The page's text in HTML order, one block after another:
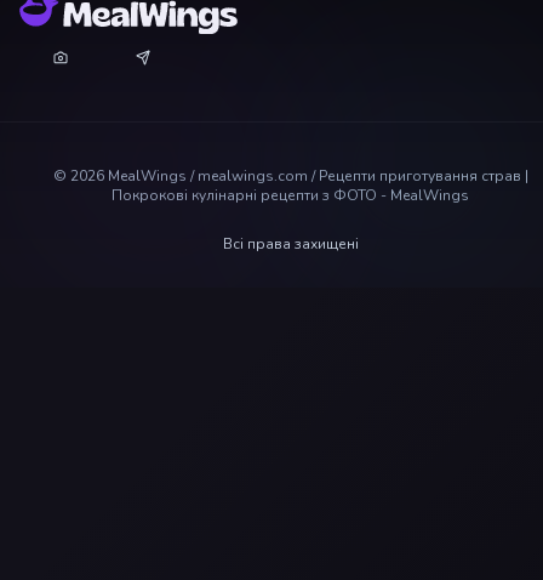
© 2026 MealWings / mealwings.com /Рецепти приготування страв |
Покрокові кулінарні рецепти з ФОТО - MealWings
Всі права захищені